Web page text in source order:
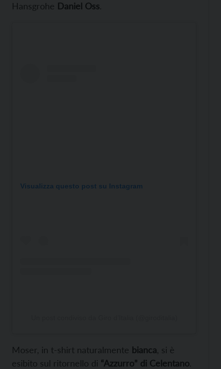
Hansgrohe Daniel Oss.
Visualizza questo post su Instagram
Moser, in t-shirt naturalmente bianca , si è
esibito sul ritornello di “Azzurro” di Celentano.